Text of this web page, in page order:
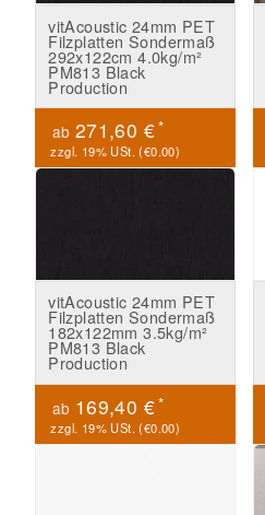
vitAcoustic 24mm PET
Filzplatten Sondermaß
292x122cm 4.0kg/m²
PM813 Black
Production
ab 271,60 €*
zzgl. 19% USt. (€0.00)
vitAcoustic 24mm PET
Filzplatten Sondermaß
182x122mm 3.5kg/m²
PM813 Black
Production
ab 169,40 €*
zzgl. 19% USt. (€0.00)